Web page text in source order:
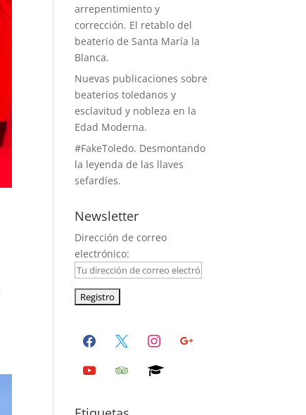
arrepentimiento y
corrección. El retablo del
beaterio de Santa María la
Blanca.
Nuevas publicaciones sobre
beaterios toledanos y
esclavitud y nobleza en la
Edad Moderna.
#FakeToledo. Desmontando
la leyenda de las llaves
sefardíes.
Newsletter
Dirección de correo
electrónico:
facebook instagramgoogle
youtubetripadvisorgraduation-